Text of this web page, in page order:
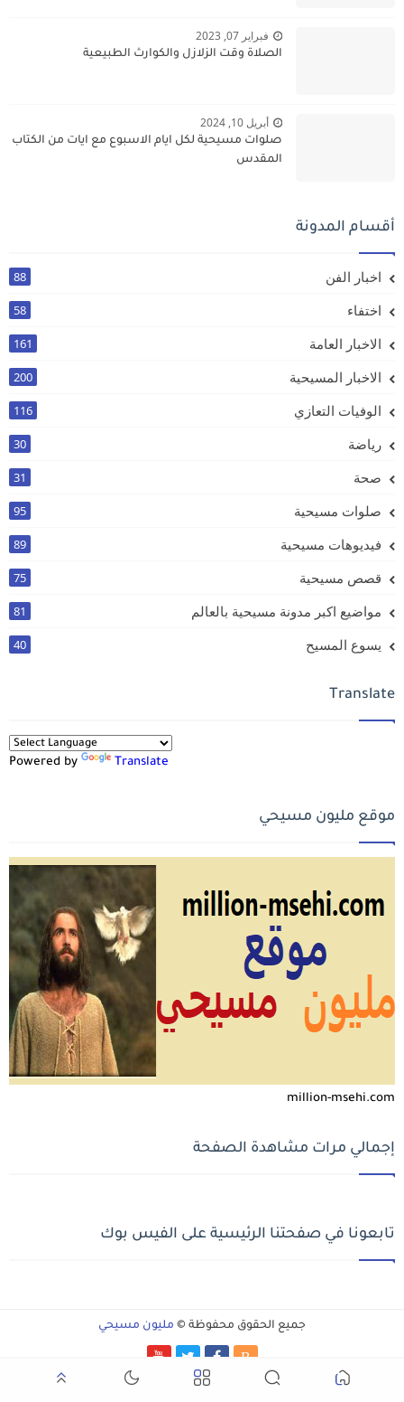
فبراير 07, 2023
الصلاة وقت الزلازل والكوارث الطبيعية
أبريل 10, 2024
صلوات مسيحية لكل ايام الاسبوع مع ايات من الكتاب
المقدس
أقسام المدونة
اخبار الفن 88
اختفاء 58
الاخبار العامة 161
الاخبار المسيحية 200
الوفيات التعازي 116
رياضة 30
صحة 31
صلوات مسيحية 95
فيديوهات مسيحية 89
قصص مسيحية 75
مواضيع اكبر مدونة مسيحية بالعالم 81
يسوع المسيح 40
Translate
Powered by Translate
موقع مليون مسيحي
million-msehi.com
إجمالي مرات مشاهدة الصفحة
تابعونا في صفحتنا الرئيسية على الفيس بوك
جميع الحقوق محفوظة © مليون مسيحي